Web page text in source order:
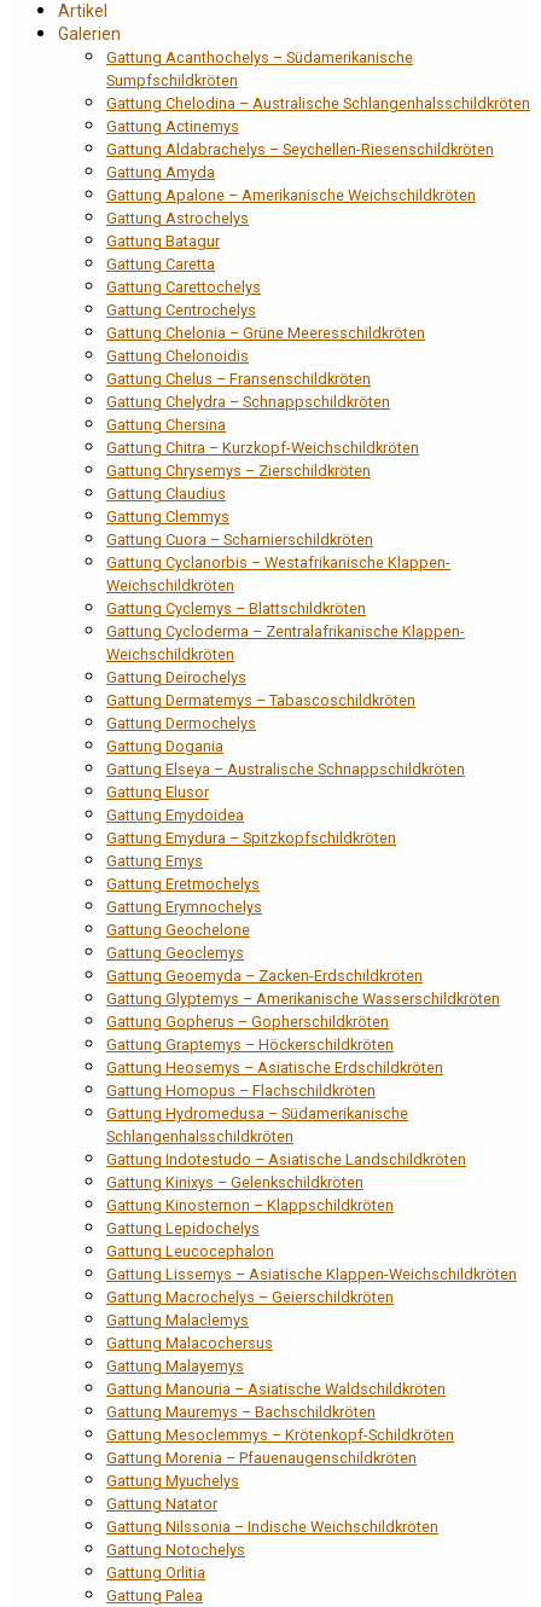
Artikel
Galerien
Gattung Acanthochelys – Südamerikanische
Sumpfschildkröten
Gattung Chelodina – Australische Schlangenhalsschildkröten
Gattung Actinemys
Gattung Aldabrachelys – Seychellen-Riesenschildkröten
Gattung Amyda
Gattung Apalone – Amerikanische Weichschildkröten
Gattung Astrochelys
Gattung Batagur
Gattung Caretta
Gattung Carettochelys
Gattung Centrochelys
Gattung Chelonia – Grüne Meeresschildkröten
Gattung Chelonoidis
Gattung Chelus – Fransenschildkröten
Gattung Chelydra – Schnappschildkröten
Gattung Chersina
Gattung Chitra – Kurzkopf-Weichschildkröten
Gattung Chrysemys – Zierschildkröten
Gattung Claudius
Gattung Clemmys
Gattung Cuora – Scharnierschildkröten
Gattung Cyclanorbis – Westafrikanische Klappen-
Weichschildkröten
Gattung Cyclemys – Blattschildkröten
Gattung Cycloderma – Zentralafrikanische Klappen-
Weichschildkröten
Gattung Deirochelys
Gattung Dermatemys – Tabascoschildkröten
Gattung Dermochelys
Gattung Dogania
Gattung Elseya – Australische Schnappschildkröten
Gattung Elusor
Gattung Emydoidea
Gattung Emydura – Spitzkopfschildkröten
Gattung Emys
Gattung Eretmochelys
Gattung Erymnochelys
Gattung Geochelone
Gattung Geoclemys
Gattung Geoemyda – Zacken-Erdschildkröten
Gattung Glyptemys – Amerikanische Wasserschildkröten
Gattung Gopherus – Gopherschildkröten
Gattung Graptemys – Höckerschildkröten
Gattung Heosemys – Asiatische Erdschildkröten
Gattung Homopus – Flachschildkröten
Gattung Hydromedusa – Südamerikanische
Schlangenhalsschildkröten
Gattung Indotestudo – Asiatische Landschildkröten
Gattung Kinixys – Gelenkschildkröten
Gattung Kinosternon – Klappschildkröten
Gattung Lepidochelys
Gattung Leucocephalon
Gattung Lissemys – Asiatische Klappen-Weichschildkröten
Gattung Macrochelys – Geierschildkröten
Gattung Malaclemys
Gattung Malacochersus
Gattung Malayemys
Gattung Manouria – Asiatische Waldschildkröten
Gattung Mauremys – Bachschildkröten
Gattung Mesoclemmys – Krötenkopf-Schildkröten
Gattung Morenia – Pfauenaugenschildkröten
Gattung Myuchelys
Gattung Natator
Gattung Nilssonia – Indische Weichschildkröten
Gattung Notochelys
Gattung Orlitia
Gattung Palea